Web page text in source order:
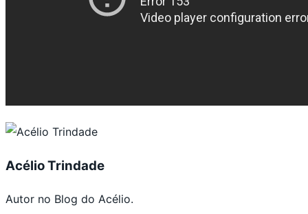
Acélio Trindade
Autor no Blog do Acélio.